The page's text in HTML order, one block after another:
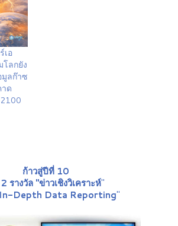
เอ
ลกยัง
มูลก๊าซ
ด
ก้าวสู่ปีที่ 10
รางวัล "ข่าวเชิงวิเคราะห์"
Depth Data Reporting"